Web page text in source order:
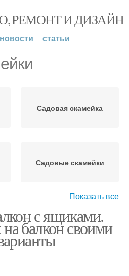
РЕМОНТ И ДИЗАЙН
новости статьи
Садовая скамейка
Садовые скамейки
Складная скамейка
Показать все
с ящиками.
балкон своими